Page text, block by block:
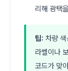
리해 광택
팁: 차량
라벨이나
코드가 맞